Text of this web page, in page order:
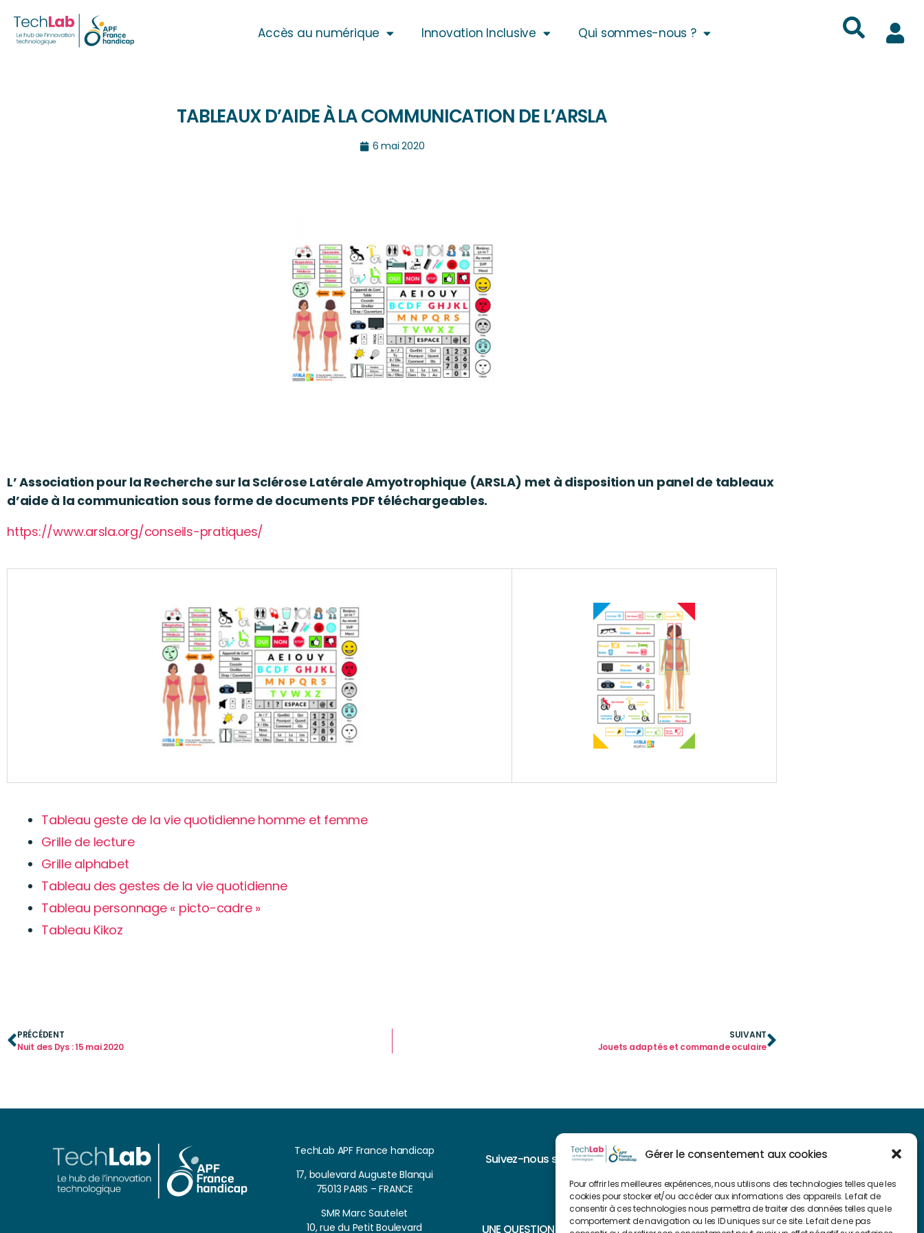
Gérer le consentement aux cookies
Pour offrir les meilleures expériences, nous utilisons des technologies telles que les
cookies pour stocker et/ou accéder aux informations des appareils. Le fait de
consentir à ces technologies nous permettra de traiter des données telles que le
comportement de navigation ou les ID uniques sur ce site. Le fait de ne pas
Accès au numérique Innovation Inclusive Qui sommes-nous ?
TABLEAUX D’AIDE À LA COMMUNICATION DE L’ARSLA
6 mai 2020
L’ Association pour la Recherche sur la Sclérose Latérale Amyotrophique (ARSLA) met à disposition un panel de tableaux
d’aide à la communication sous forme de documents PDF téléchargeables.
https://www.arsla.org/conseils-pratiques/
Tableau geste de la vie quotidienne homme et femme
Grille de lecture
Grille alphabet
Tableau des gestes de la vie quotidienne
Tableau personnage « picto-cadre »
Tableau Kikoz
PRÉCÉDENT
Nuit des Dys : 15 mai 2020
SUIVANT
Jouets adaptés et commande oculaire
TechLab APF France handicap
17, boulevard Auguste Blanqui
75013 PARIS – FRANCE
SMR Marc Sautelet
10, rue du Petit Boulevard
Suivez-nous sur
UNE QUESTION ?
NAVIGUER SUR NOTRE SITE
FAIRE UN DON